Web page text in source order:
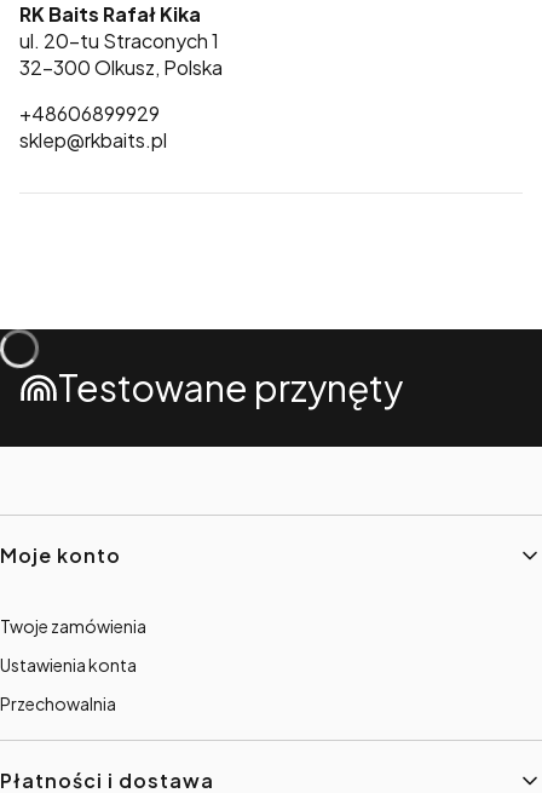
RK Baits Rafał Kika
ul. 20-tu Straconych 1
32-300 Olkusz, Polska
+48606899929
sklep@rkbaits.pl
Testowane przynęty
Linki w stopce
Moje konto
Twoje zamówienia
Ustawienia konta
Przechowalnia
Płatności i dostawa